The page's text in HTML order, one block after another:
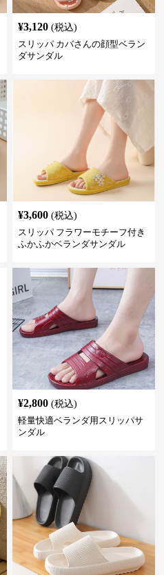
¥3,120 (税込)
スリッパ カバさんの顔型ベラン
ダサンダル
¥3,600 (税込)
スリッパ フラワーモチーフ付き
ふかふかベランダサンダル
¥2,800 (税込)
軽量快適ベランダ用スリッパサ
ンダル